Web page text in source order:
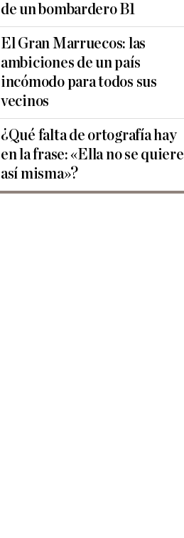
de un bombardero B1
El Gran Marruecos: las
ambiciones de un país
incómodo para todos sus
vecinos
¿Qué falta de ortografía hay
en la frase: «Ella no se quiere
así misma»?